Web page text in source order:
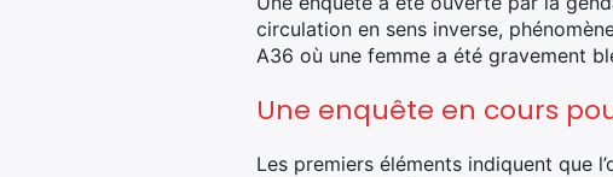
circulation en sens inverse,
A36 où une femme a été gravement
Une enquête en cours
Les premiers éléments indiquent que